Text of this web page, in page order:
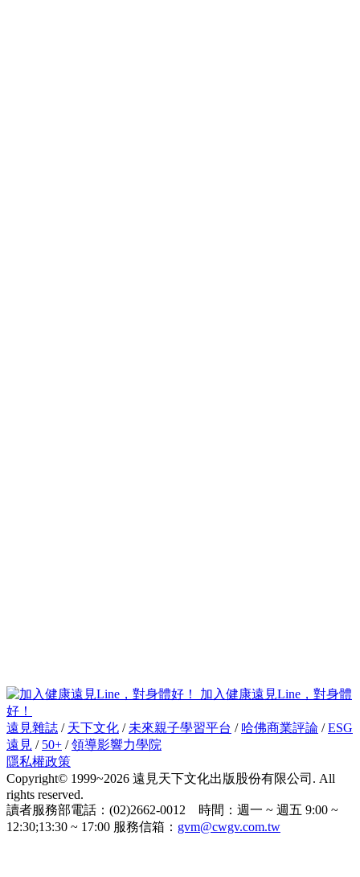
加入健康遠見Line，對身體
好！
遠見雜誌 / 天下文化 / 未來親子學習平台 / 哈佛商業評論 /ESG
遠見 / 50+ /領導影響力學院
隱私權政策
Copyright© 1999~2026 遠見天下文化出版股份有限公司. All
rights reserved.
讀者服務部電話：(02)2662-0012 時間：週一 ~ 週五 9:00 ~
12:30;13:30 ~ 17:00 服務信箱： gvm@cwgv.com.tw